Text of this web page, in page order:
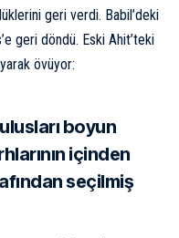
geri verdi. Babil’deki
geri döndü. Eski Ahit’teki
övüyor:
boyun
içinden
seçilmiş